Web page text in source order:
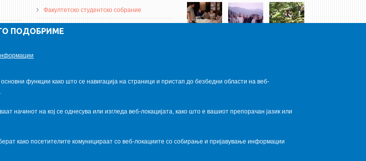
Факултетско студентско собрание
ДА Винчи магазин
ПОДОБРИМЕ
функции како што се навигација на страници и пристап до безбедни области на веб-
начинот на кој се однесува или изгледа веб-локацијата, како што е вашиот препорачан јазик или
како посетителите комуницираат со веб-локациите со собирање и пријавување информации